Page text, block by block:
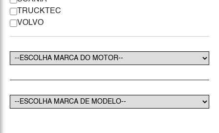
TRUCKTEC
VOLVO